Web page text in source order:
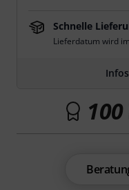
Schnelle
Lieferdatum wird
100